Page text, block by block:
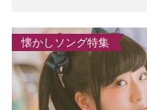
懐かしソング特集